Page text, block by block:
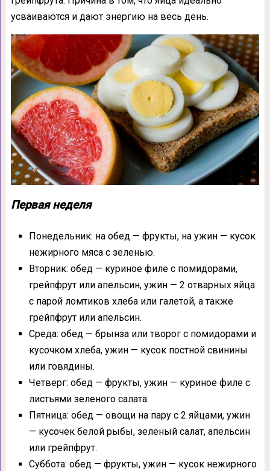
усваиваются и дают энергию на весь день.
Первая неделя
Понедельник: на обед — фрукты, на ужин — кусок
нежирного мяса с зеленью.
Вторник: обед — куриное филе с помидорами,
грейпфрут или апельсин, ужин — 2 отварных яйца
с парой ломтиков хлеба или галетой, а также
грейпфрут или апельсин.
Среда: обед — брынза или творог с помидорами и
кусочком хлеба, ужин — кусок постной свинины
или говядины.
Четверг: обед — фрукты, ужин — куриное филе с
листьями зеленого салата.
Пятница: обед — овощи на пару с 2 яйцами, ужин
— кусочек белой рыбы, зеленый салат, апельсин
или грейпфрут.
Суббота: обед — фрукты, ужин — кусок нежирного